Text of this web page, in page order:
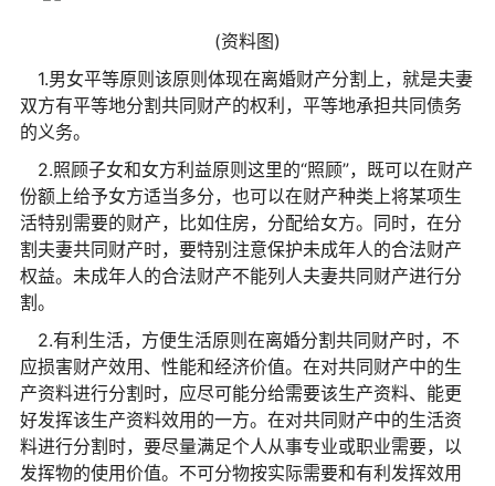
(资料图)
1.男女平等原则该原则体现在离婚财产分割上，就是夫妻
双方有平等地分割共同财产的权利，平等地承担共同债务
的义务。
2.照顾子女和女方利益原则这里的“照顾”，既可以在财产
份额上给予女方适当多分，也可以在财产种类上将某项生
活特别需要的财产，比如住房，分配给女方。同时，在分
割夫妻共同财产时，要特别注意保护未成年人的合法财产
权益。未成年人的合法财产不能列人夫妻共同财产进行分
割。
2.有利生活，方便生活原则在离婚分割共同财产时，不
应损害财产效用、性能和经济价值。在对共同财产中的生
产资料进行分割时，应尽可能分给需要该生产资料、能更
好发挥该生产资料效用的一方。在对共同财产中的生活资
料进行分割时，要尽量满足个人从事专业或职业需要，以
发挥物的使用价值。不可分物按实际需要和有利发挥效用